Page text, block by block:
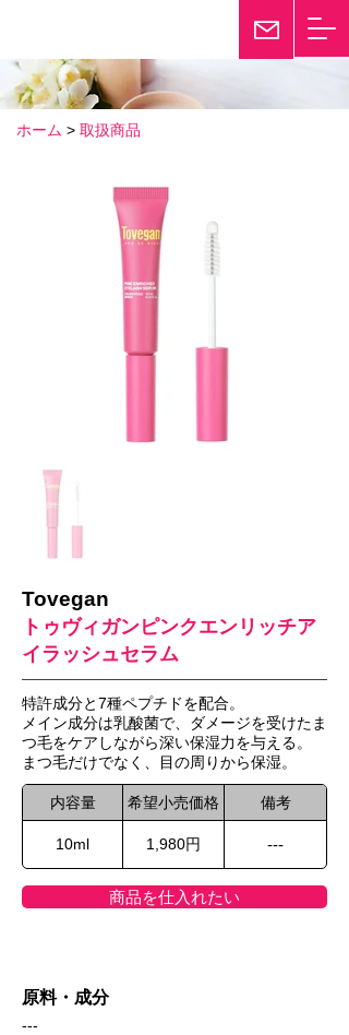
ホーム > 取扱商品
Tovegan
トゥヴィガンピンクエンリッチア
イラッシュセラム
特許成分と7種ペプチドを配合。
メイン成分は乳酸菌で、ダメージを受けたま
つ毛をケアしながら深い保湿力を与える。
まつ毛だけでなく、目の周りから保湿。
内容量 希望小売価格 備考
10ml 1,980円 ---
商品を仕入れたい
原料・成分
---